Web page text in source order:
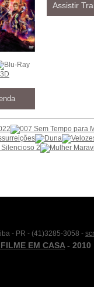
Assistir
- PR - (41)3285-3058 -
EM CASA - 2010